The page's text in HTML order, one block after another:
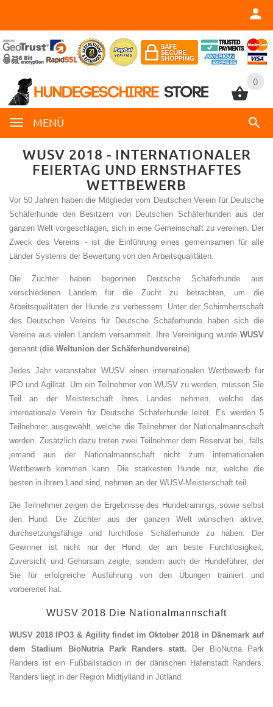
0
MENÜ
0
WUSV 2018 - INTERNATIONALER
FEIERTAG UND ERNSTHAFTES
WETTBEWERB
Vor 50 Jahren haben die Mitglieder vom Deutschen Verein für Deutsche
Schäferhunde den Besitzern von Deutschen Schäferhunden aus der
ganzen Welt vorgeschlagen, sich in eine Gemeinschaft zu vereinen. Der
Zweck des Vereins - ist die Einführung eines gemeinsamen für alle
Länder Systems der Bewertung von den Arbeitsqualitäten.
Die Züchter haben begonnen Deutsche Schäferhunde aus
verschiedenen Ländern für die Zucht zu betrachten, um die
Arbeitsqualitäten der Hunde zu verbessern. Unter der Schirmherrschaft
des Deutschen Vereins für Deutsche Schäferhunde haben sich die
Vereine aus vielen Ländern versammelt. Ihre Vereinigung wurde WUSV
genannt (die Weltunion der Schäferhundvereine).
Jedes Jahr veranstaltet WUSV einen internationalen Wettbewerb für
IPO und Agilität. Um ein Teilnehmer von WUSV zu werden, müssen Sie
Teil an der Meisterschaft ihres Landes nehmen, welche das
internationale Verein für Deutsche Schäferhunde leitet. Es werden 5
Teilnehmer ausgewählt, welche die Teilnehmer der Nationalmannschaft
werden. Zusätzlich dazu treten zwei Teilnehmer dem Reservat bei, falls
jemand aus der Nationalmannschaft nicht zum internationalen
Wettbewerb kommen kann. Die stärkesten Hunde nur, welche die
besten in ihrem Land sind, nehmen an der WUSV-Meisterschaft teil.
Die Teilnehmer zeigen die Ergebnisse des Hundetrainings, sowie selbst
den Hund. Die Züchter aus der ganzen Welt wünschen aktive,
durchsetzungsfähige und furchtlose Schäferhunde zu haben. Der
Gewinner ist nicht nur der Hund, der am beste Furchtlosigkeit,
Zuversicht und Gehorsam zeigte, sondern auch der Hundeführer, der
Sie für erfolgreiche Ausführung von den Übungen trainiert und
vorbereitet hat.
WUSV 2018 Die Nationalmannschaft
WUSV 2018 IPO3 & Agility findet im Oktober 2018 in Dänemark auf
dem Stadium BioNutria Park Randers statt.
Der BioNutria Park
Randers ist ein Fußballstadion in der dänischen Hafenstadt Randers.
Randers liegt in der Region Midtjylland in Jütland.